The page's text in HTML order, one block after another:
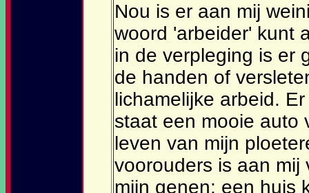
Nou is er aan mij
woord 'arbeider' kunt
in de verpleging is er
de handen of
lichamelijke arbeid.
staat een mooie auto
leven van mijn
voorouders is aan mij
mijn genen: een huis